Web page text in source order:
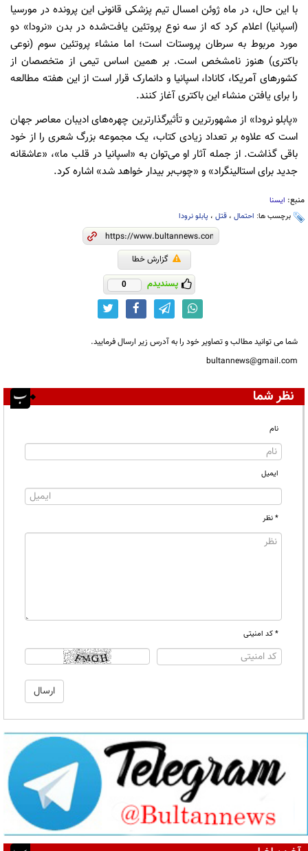
با این حال، در ماه ژوئن امسال تیم پزشکی قانونی این پرونده در مورسیا
(اسپانیا) اعلام کرد که از سه نوع پروتئین یافت‌شده در بدن «نرودا» دو
مورد مربوط به سرطان پروستات است؛ اما منشاء پروتئین سوم (نوعی
باکتری) هنوز نامشخص است. بر همین اساس تیمی از متخصصان از
کشورهای آمریکا، کانادا، اسپانیا و دانمارک قرار است از این هفته مطالعه
را برای یافتن منشاء این باکتری آغاز کنند.
«پابلو نرودا» از مشهورترین و تأثیرگذارترین چهره‌های ادیبان معاصر جهان
است که علاوه بر تعداد زیادی کتاب، یک مجموعه بزرگ شعری را از خود
باقی گذاشت. از جمله آثار او می‌توان به «اسپانیا در قلب ما»، «عاشقانه
جدید برای استالینگراد» و «چوب‌بر بیدار خواهد شد» اشاره کرد.
منبع: ایسنا
برچسب ها: احتمال ، قتل ، پابلو نرودا
گزارش خطا
پسندیدم 0
شما می توانید مطالب و تصاویر خود را به آدرس زیر ارسال فرمایید.
bultannews@gmail.com
نظر شما
نام
ایمیل
* نظر
* کد امنیتی